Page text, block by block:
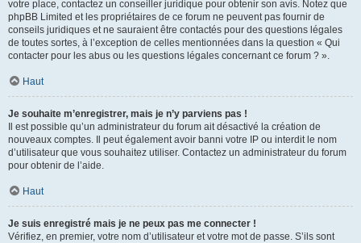
votre place, contactez un conseiller juridique pour obtenir son avis. Notez que
phpBB Limited et les propriétaires de ce forum ne peuvent pas fournir de
conseils juridiques et ne sauraient être contactés pour des questions légales
de toutes sortes, à l’exception de celles mentionnées dans la question « Qui
contacter pour les abus ou les questions légales concernant ce forum ? ».
Haut
Je souhaite m’enregistrer, mais je n’y parviens pas !
Il est possible qu’un administrateur du forum ait désactivé la création de
nouveaux comptes. Il peut également avoir banni votre IP ou interdit le nom
d’utilisateur que vous souhaitez utiliser. Contactez un administrateur du forum
pour obtenir de l’aide.
Haut
Je suis enregistré mais je ne peux pas me connecter !
Vérifiez, en premier, votre nom d’utilisateur et votre mot de passe. S’ils sont